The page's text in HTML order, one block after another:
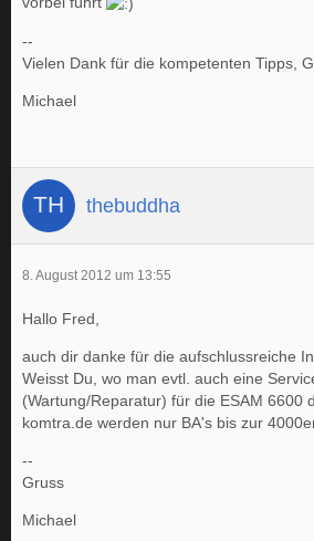
--
Vielen Dank für die kompetenten Tipps,
Michael
thebuddha
8. August 2012 um 13:55
Hallo Fred,
auch dir danke für die aufschlussreiche
Weisst Du, wo man evtl. auch eine
(Wartung/Reparatur) für die ESAM 6600
komtra.de werden nur BA's bis zur
--
Gruss
Michael